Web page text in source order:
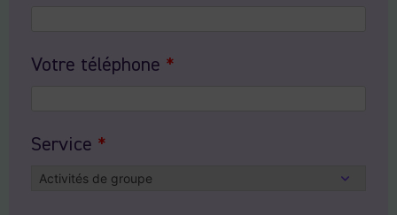
Votre téléphone *
Service *